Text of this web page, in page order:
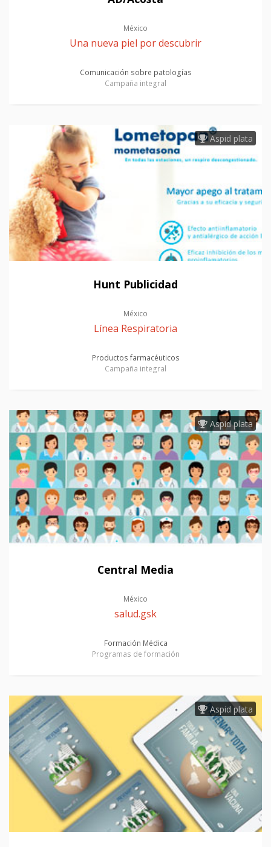
México
Una nueva piel por descubrir
Comunicación sobre patologías
Campaña integral
Aspid plata
Hunt Publicidad
México
Línea Respiratoria
Productos farmacéuticos
Campaña integral
Aspid plata
Central Media
México
salud.gsk
Formación Médica
Programas de formación
Aspid plata